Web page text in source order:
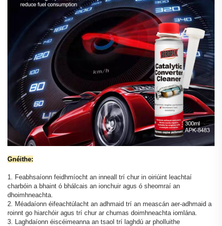
Gnéithe:
1. Feabhsaíonn feidhmíocht an inneall trí chur in oiriúint leachtaí
charbóin a bhaint ó bhálcais an ionchuir agus ó sheomraí an
dhoimhneachta.
2. Méadaíonn éifeachtúlacht an adhmaid trí an meascán aer-adhmaid a
roinnt go hiarchóir agus trí chur ar chumas doimhneachta iomlána.
3. Laghdaíonn éiscéimeanna an tsaol trí laghdú ar pholluithe